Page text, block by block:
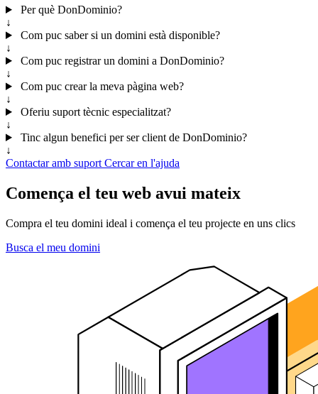
Per què DonDominio?
↓
Com puc saber si un domini està disponible?
↓
Com puc registrar un domini a DonDominio?
↓
Com puc crear la meva pàgina web?
↓
Oferiu suport tècnic especialitzat?
↓
Tinc algun benefici per ser client de DonDominio?
↓
Contactar amb suport Cercar en l'ajuda
Comença el teu web avui mateix
Compra el teu domini ideal i comença el teu projecte en uns clics
Busca el meu domini